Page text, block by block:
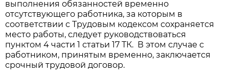
выполнения обязанностей временно
отсутствующего работника, за которым в
соответствии с Трудовым кодексом сохраняется
место работы, следует руководствоваться
пунктом 4 части 1 статьи 17 ТК. В этом случае с
работником, принятым временно, заключается
срочный трудовой договор.